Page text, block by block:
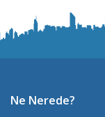
Ne Nerede?